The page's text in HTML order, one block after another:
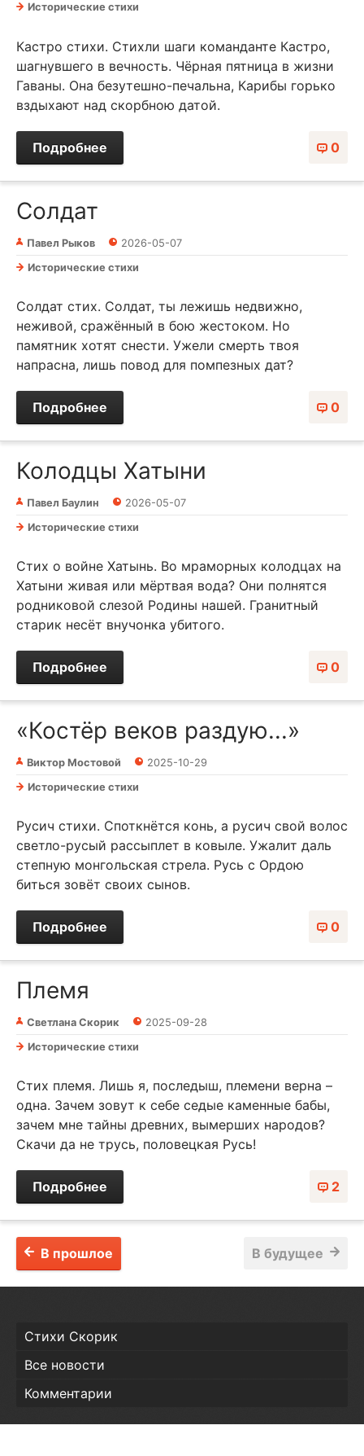
Исторические стихи
Кастро стихи. Стихли шаги команданте Кастро,
шагнувшего в вечность. Чёрная пятница в жизни
Гаваны. Она безутешно-печальна, Карибы горько
вздыхают над скорбною датой.
0
Подробнее
Солдат
Павел Рыков
2026-05-07
Исторические стихи
Солдат стих. Солдат, ты лежишь недвижно,
неживой, сражённый в бою жестоком. Но
памятник хотят снести. Ужели смерть твоя
напрасна, лишь повод для помпезных дат?
0
Подробнее
Колодцы Хатыни
Павел Баулин
2026-05-07
Исторические стихи
Стих о войне Хатынь. Во мраморных колодцах на
Хатыни живая или мёртвая вода? Они полнятся
родниковой слезой Родины нашей. Гранитный
старик несёт внучонка убитого.
0
Подробнее
«Костёр веков раздую...»
Виктор Мостовой
2025-10-29
Исторические стихи
Русич стихи. Споткнётся конь, а русич свой волос
светло-русый рассыплет в ковыле. Ужалит даль
степную монгольская стрела. Русь с Ордою
биться зовёт своих сынов.
0
Подробнее
Племя
Светлана Скорик
2025-09-28
Исторические стихи
Стих племя. Лишь я, последыш, племени верна –
одна. Зачем зовут к себе седые каменные бабы,
зачем мне тайны древних, вымерших народов?
Скачи да не трусь, половецкая Русь!
2
Подробнее
В будущее
В прошлое
Стихи Скорик
Все новости
Комментарии